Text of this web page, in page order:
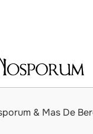
& Mas De